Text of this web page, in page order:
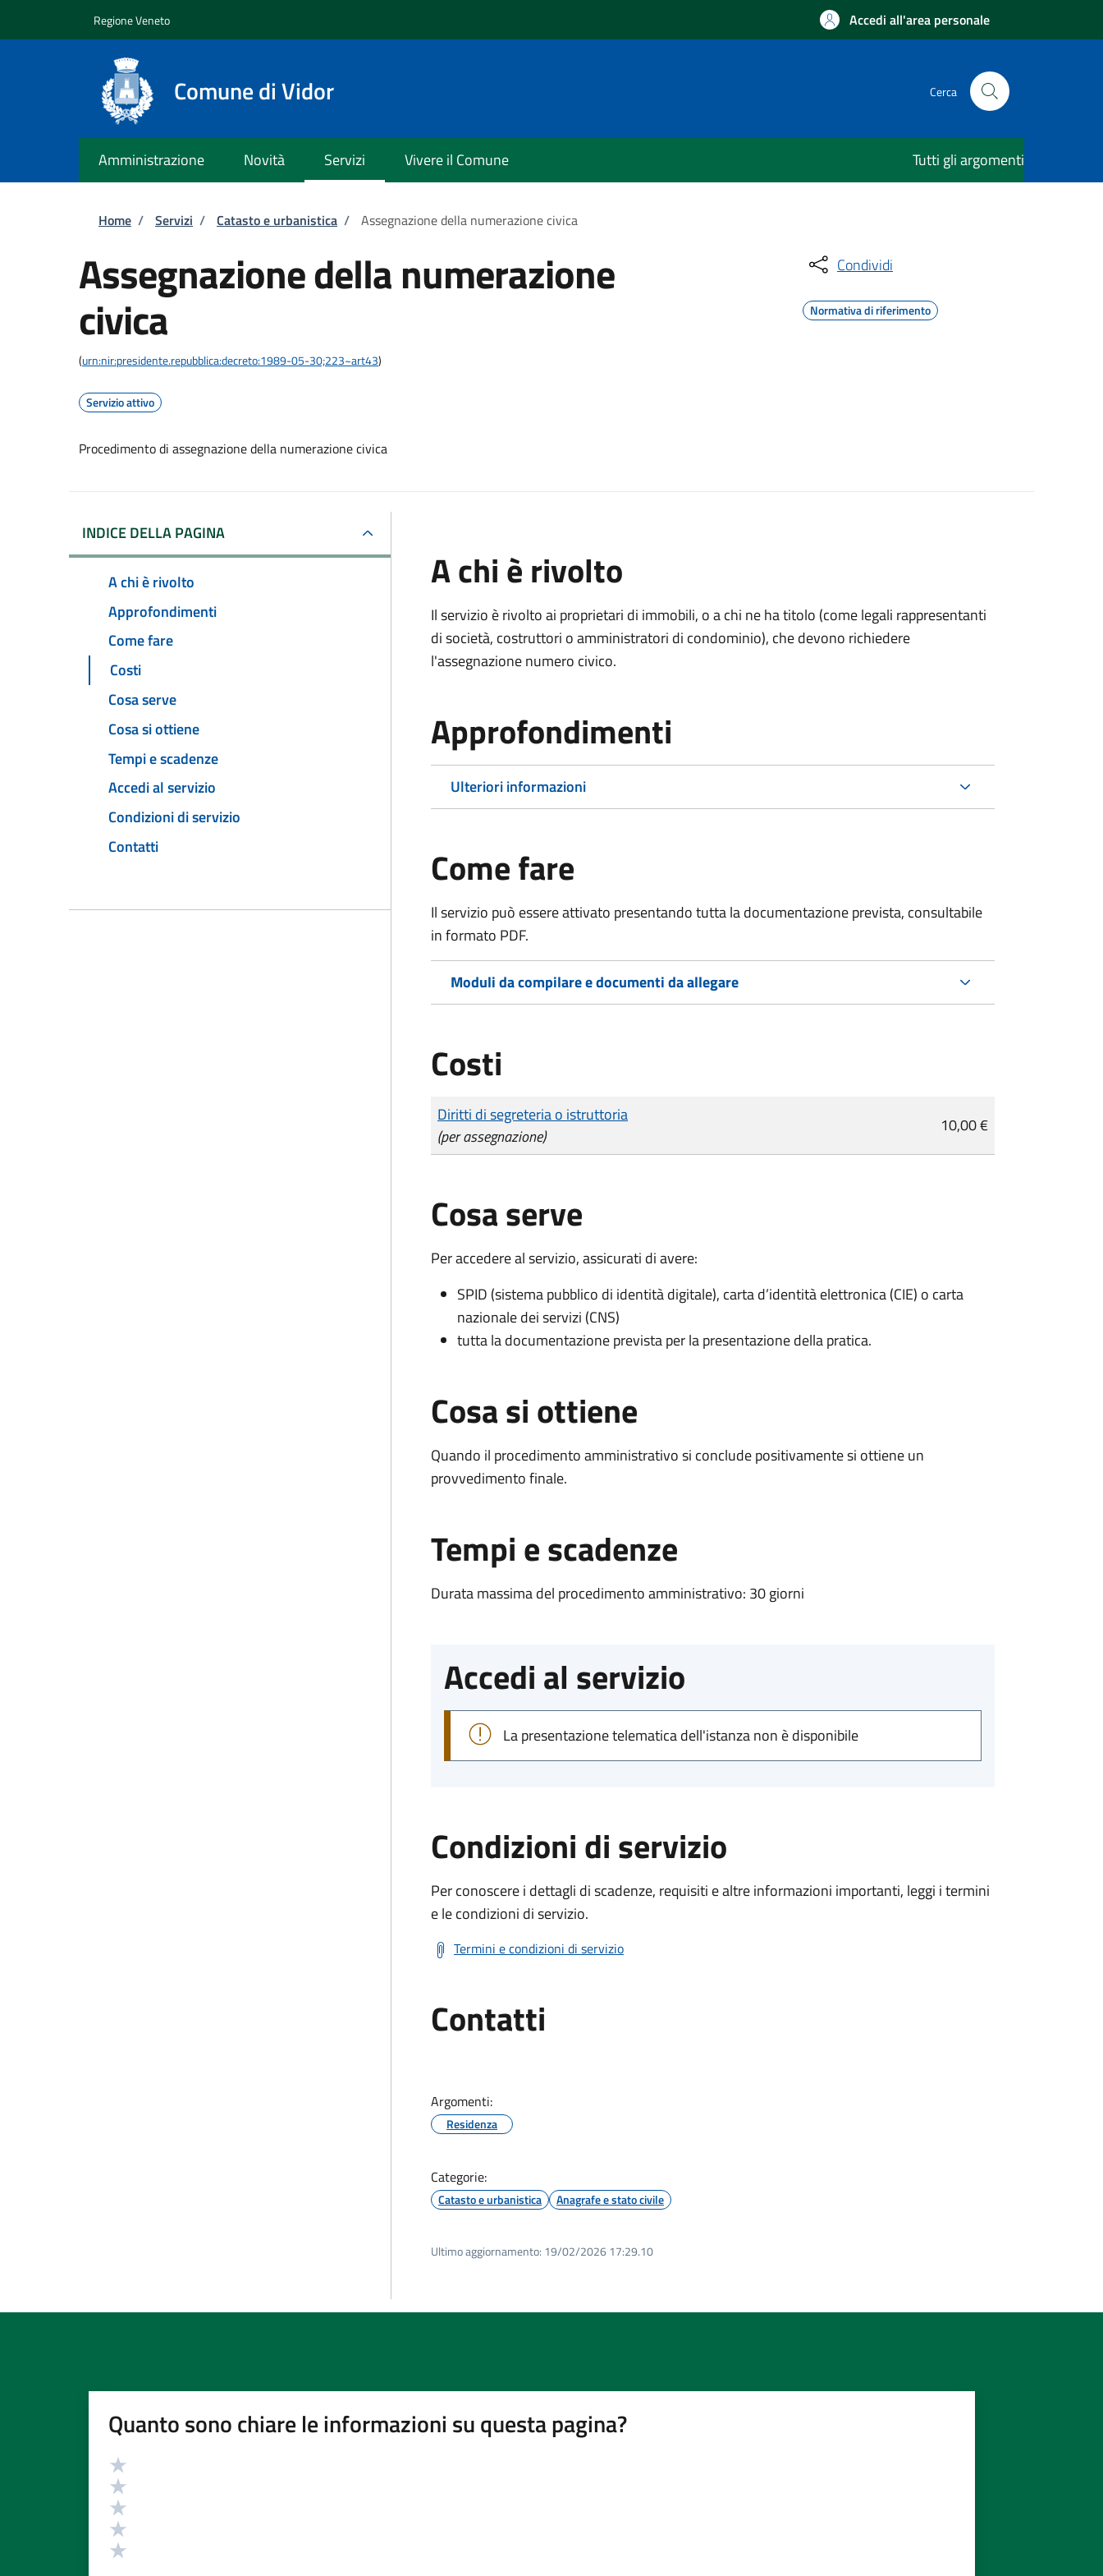
Regione Veneto Accedi all'area personale
Comune di Vidor Cerca
Amministrazione Novità Servizi Vivere il Comune Tutti gli argomenti
Briciole di pane
Home / Servizi / Catasto e urbanistica / Assegnazione della numerazione civica
Assegnazione della numerazione
civica
(urn:nir:presidente.repubblica:decreto:1989-05-30;223~art43)
Servizio attivo
Procedimento di assegnazione della numerazione civica
Condividi
Normativa di riferimento
INDICE DELLA PAGINA
A chi è rivolto
Approfondimenti
Come fare
Costi
Cosa serve
Cosa si ottiene
Tempi e scadenze
Accedi al servizio
Condizioni di servizio
Contatti
A chi è rivolto
Il servizio è rivolto ai proprietari di immobili, o a chi ne ha titolo (come legali rappresentanti
di società, costruttori o amministratori di condominio), che devono richiedere
l'assegnazione numero civico.
Approfondimenti
Ulteriori informazioni
Come fare
Il servizio può essere attivato presentando tutta la documentazione prevista, consultabile
in formato PDF.
Moduli da compilare e documenti da allegare
Costi
Tipo di pagamento
Importo
Diritti di segreteria o istruttoria
(per assegnazione)
10,00 €
Cosa serve
Per accedere al servizio, assicurati di avere:
SPID (sistema pubblico di identità digitale), carta d’identità elettronica (CIE) o carta
nazionale dei servizi (CNS)
tutta la documentazione prevista per la presentazione della pratica.
Cosa si ottiene
Quando il procedimento amministrativo si conclude positivamente si ottiene un
provvedimento finale.
Tempi e scadenze
Durata massima del procedimento amministrativo: 30 giorni
Accedi al servizio
La presentazione telematica dell'istanza non è disponibile
Condizioni di servizio
Per conoscere i dettagli di scadenze, requisiti e altre informazioni importanti, leggi i termini
e le condizioni di servizio.
Termini e condizioni di servizio
Contatti
Argomenti:
Residenza
Categorie:
Catasto e urbanistica Anagrafe e stato civile
Ultimo aggiornamento: 19/02/2026 17:29.10
Quanto sono chiare le informazioni su questa pagina?
Valutazione